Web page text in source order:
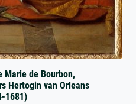
Marie de Bourbon,
Hertogin van Orleans
1681)